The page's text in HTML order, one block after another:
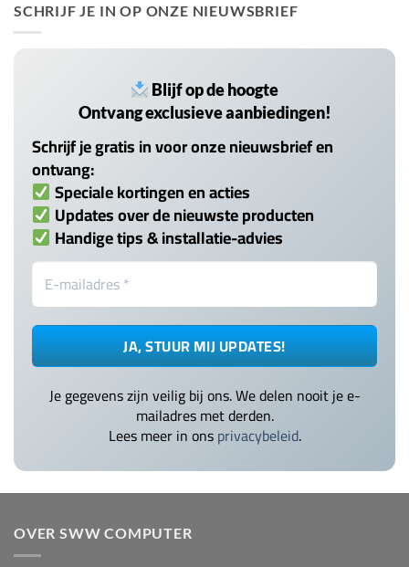
SCHRIJF JE IN OP ONZE NIEUWSBRIEF
Blijf op de hoogte
Ontvang exclusieve aanbiedingen!
Schrijf je gratis in voor onze nieuwsbrief en
ontvang:
Speciale kortingen en acties
Updates over de nieuwste producten
Handige tips & installatie-advies
Je gegevens zijn veilig bij ons. We delen nooit je e-
mailadres met derden.
Lees meer in onsprivacybeleid.
OVER SWW COMPUTER